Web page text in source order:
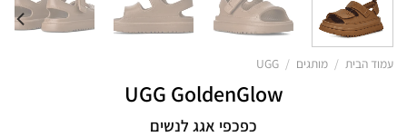
עמוד הבית / מותגים /
UGG
UGG GoldenGlow
כפכפי אגג לנשים